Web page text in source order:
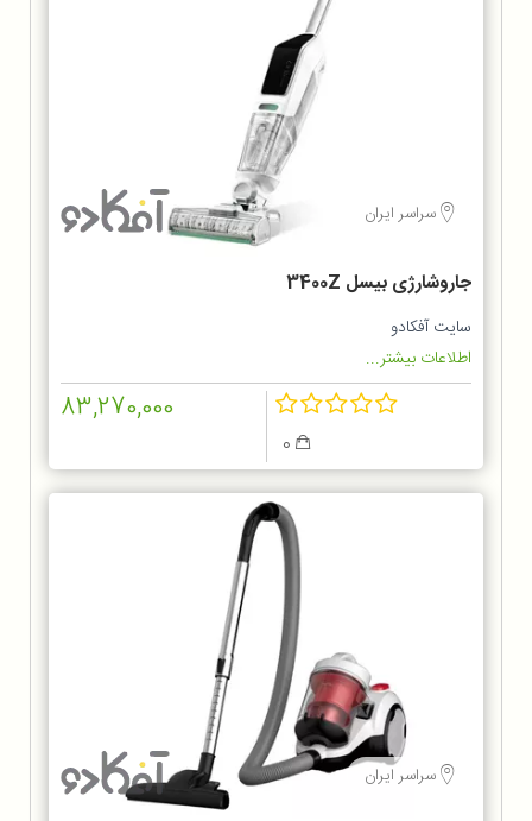
سراسر ایران
جاروشارژی بیسل 3400Z
سایت آفکادو
اطلاعات بیشتر...
83,270,000
سراسر ایران